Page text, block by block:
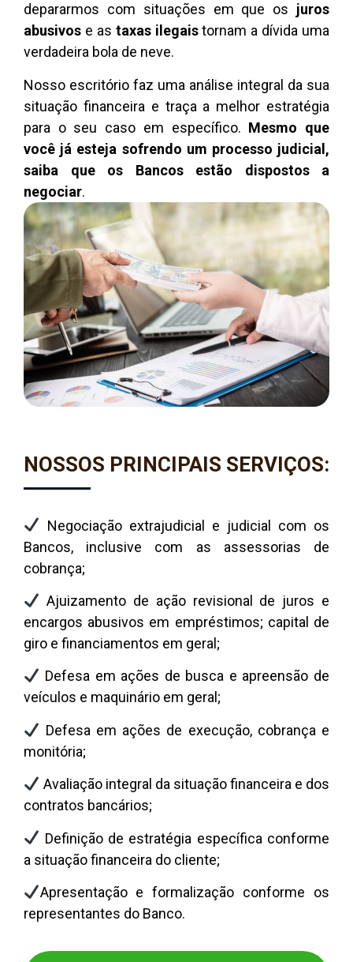
depararmos com situações em que os juros
abusivos e as taxas ilegaistornam a dívida uma
verdadeira bola de neve.
Nosso escritório faz uma análise integral da sua
situação financeira e traça a melhor estratégia
para o seu caso em específico. Mesmo que
você já esteja sofrendo um processo judicial,
saiba que os Bancos estão dispostos a
negociar.
NOSSOS PRINCIPAIS SERVIÇOS:
Negociação extrajudicial e judicial com os
Bancos, inclusive com as assessorias de
cobrança;
Ajuizamento de ação revisional de juros e
encargos abusivos em empréstimos; capital de
giro e financiamentos em geral;
Defesa em ações de busca e apreensão de
veículos e maquinário em geral;
Defesa em ações de execução, cobrança e
monitória;
Avaliação integral da situação financeira e dos
contratos bancários;
Definição de estratégia específica conforme
a situação financeira do cliente;
Apresentação e formalização conforme os
representantes do Banco.